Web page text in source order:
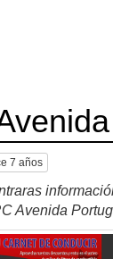
7 años
Avenida